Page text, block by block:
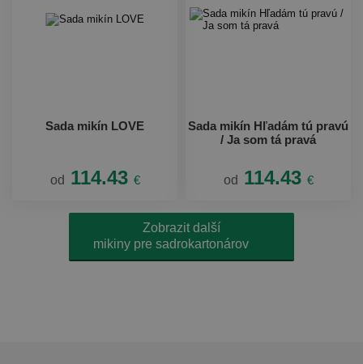
Sada mikín LOVE
od 114.43 €
Sada mikín Hľadám tú pravú
/ Ja som tá pravá
od 114.43 €
Zobrazit další
mikiny pre sadrokartonárov